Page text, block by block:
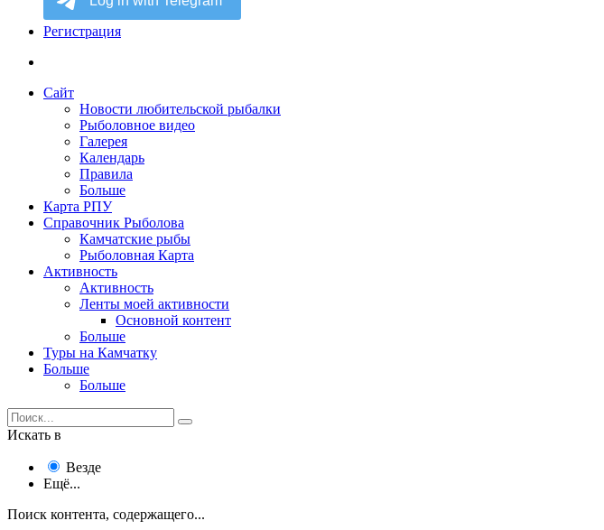
Регистрация
Сайт
Новости любительской рыбалки
Рыболовное видео
Галерея
Календарь
Правила
Больше
Карта РПУ
Справочник Рыболова
Камчатские рыбы
Рыболовная Карта
Активность
Активность
Ленты моей активности
Основной контент
Больше
Туры на Камчатку
Больше
Больше
Искать в
Везде
Ещё...
Поиск контента, содержащего...